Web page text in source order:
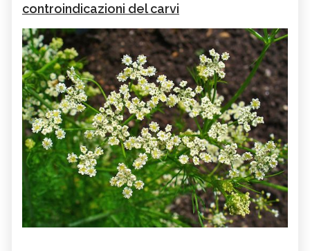
controindicazioni del carvi